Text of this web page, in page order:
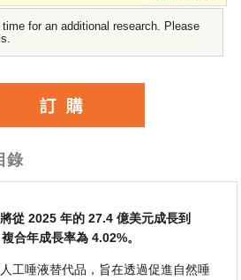
for an additional research. Please
錄
從 2025 年的 27.4 億美元成長到
合年成長率為 4.02%。
工唾液替代品，旨在透過促進自然唾